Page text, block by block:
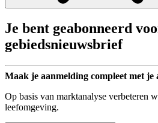
Je bent geabonneerd
gebiedsnieuwsbrief
Maak je aanmelding compleet met je
Op basis van marktanalyse verbeteren
leefomgeving.